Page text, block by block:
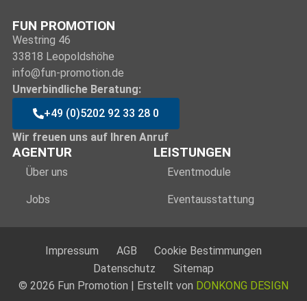
FUN PROMOTION
Westring 46
33818 Leopoldshöhe
info@fun-promotion.de
Unverbindliche Beratung:
+49 (0)5202 92 33 28 0
Wir freuen uns auf Ihren Anruf
AGENTUR
Über uns
Jobs
LEISTUNGEN
Eventmodule
Eventausstattung
© 2026 Fun Promotion | Erstellt von DONKONG DESIGN
Impressum AGB
Cookie Bestimmungen
Datenschutz
Sitemap